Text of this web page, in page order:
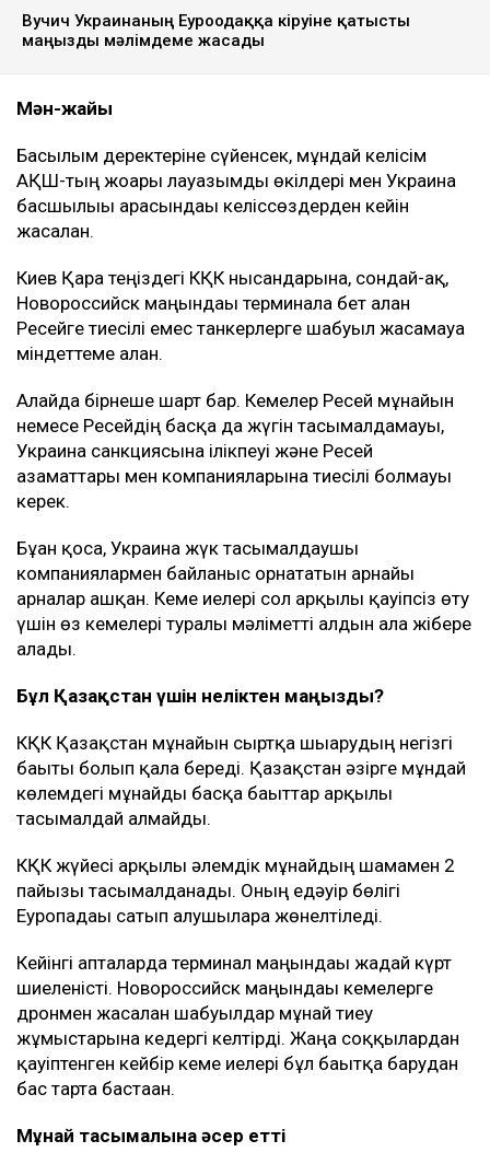
Вучич Украинаның Еуроодаққа кіруіне қатысты
маңызды мәлімдеме жасады
Мән-жайы
Басылым деректеріне сүйенсек, мұндай келісім
АҚШ-тың жоғары лауазымды өкілдері мен Украина
басшылығы арасындағы келіссөздерден кейін
жасалған.
Киев Қара теңіздегі КҚК нысандарына, сондай-ақ,
Новороссийск маңындағы терминалға бет алған
Ресейге тиесілі емес танкерлерге шабуыл жасамауға
міндеттеме алған.
Алайда бірнеше шарт бар. Кемелер Ресей мұнайын
немесе Ресейдің басқа да жүгін тасымалдамауы,
Украина санкциясына ілікпеуі және Ресей
азаматтары мен компанияларына тиесілі болмауы
керек.
Бұған қоса, Украина жүк тасымалдаушы
компаниялармен байланыс орнататын арнайы
арналар ашқан. Кеме иелері сол арқылы қауіпсіз өту
үшін өз кемелері туралы мәліметті алдын ала жібере
алады.
Бұл Қазақстан үшін неліктен маңызды?
КҚК Қазақстан мұнайын сыртқа шығарудың негізгі
бағыты болып қала береді. Қазақстан әзірге мұндай
көлемдегі мұнайды басқа бағыттар арқылы
тасымалдай алмайды.
КҚК жүйесі арқылы әлемдік мұнайдың шамамен 2
пайызы тасымалданады. Оның едәуір бөлігі
Еуропадағы сатып алушыларға жөнелтіледі.
Кейінгі апталарда терминал маңындағы жағдай күрт
шиеленісті. Новороссийск маңындағы кемелерге
дронмен жасалған шабуылдар мұнай тиеу
жұмыстарына кедергі келтірді. Жаңа соққылардан
қауіптенген кейбір кеме иелері бұл бағытқа барудан
бас тарта бастаған.
Мұнай тасымалына әсер етті